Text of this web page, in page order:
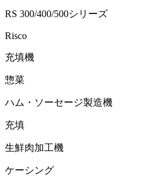
RS 300/400/500シリーズ
Risco
充填機
惣菜
ハム・ソーセージ製造機
充填
生鮮肉加工機
ケーシング